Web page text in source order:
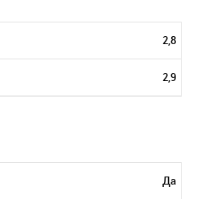
2,8
2,9
Да